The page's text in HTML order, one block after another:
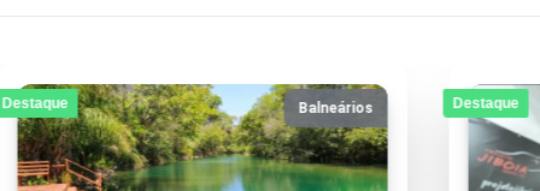
Destaque Urbano/Noturno Destaque